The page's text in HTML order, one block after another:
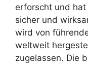
erforscht und hat
sicher und
wird von
weltweit
zugelassen. Die